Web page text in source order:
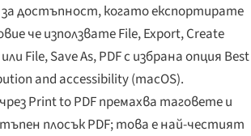
достъпност, когато експортирате
че използвате File, Export, Create
File, Save As, PDF с избрана опция Best
and accessibility (macOS).
Print to PDF премахва таговете и
плосък PDF; това е най-честият